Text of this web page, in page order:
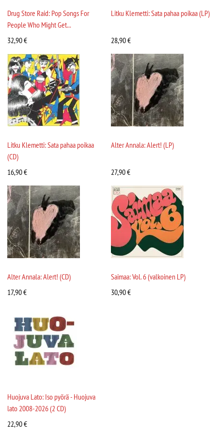
Drug Store Raid: Pop Songs For
People Who Might Get...
32,90€
Litku Klemetti: Sata pahaa poikaa (LP)
28,90€
Litku Klemetti: Sata pahaa poikaa
(CD)
16,90€
Alter Annala: Alert! (LP)
27,90€
Alter Annala: Alert! (CD)
17,90€
Saimaa: Vol. 6 (valkoinen LP)
30,90€
Huojuva Lato: Iso pyörä - Huojuva
lato 2008-2026 (2 CD)
22,90€